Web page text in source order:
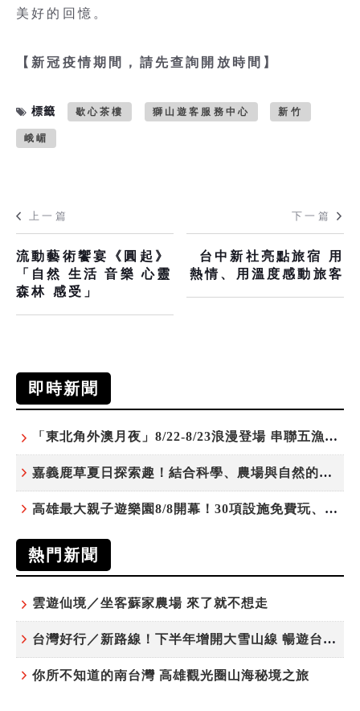
美好的回憶。
【新冠疫情期間，請先查詢開放時間】
標籤 歇心茶樓 獅山遊客服務中心 新竹
峨嵋
上一篇
流動藝術饗宴《圓起》
「自然 生活 音樂 心靈
森林 感受」
下一篇
台中新社亮點旅宿 用
熱情、用溫度感動旅客
即時新聞
「東北角外澳月夜」8/22-8/23浪漫登場 串聯五漁村、音樂、市集、火舞與慢旅共度夏夜
嘉義鹿草夏日探索趣！結合科學、農場與自然的親子小旅行
高雄最大親子遊樂園8/8開幕！30項設施免費玩、YOYO家族嗨翻暑假
熱門新聞
雲遊仙境／坐客蘇家農場 來了就不想走
台灣好行／新路線！下半年增開大雪山線 暢遊台中更便利
你所不知道的南台灣 高雄觀光圈山海秘境之旅